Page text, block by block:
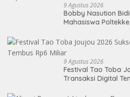
9 Agustus 2026
Bobby Nasution
Mahasiswa
Kepulauan Nias
9 Agustus 2026
Festival Tao Toba
Transaksi Digital